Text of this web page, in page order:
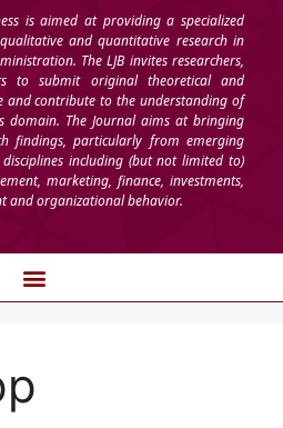
is aimed at providing a specialized
and quantitative research in
The LJB invites researchers,
to submit original theoretical and
and contribute to the understanding of
domain. The Journal aims at bringing
findings, particularly from emerging
including (but not limited to)
marketing, finance, investments,
and organizational behavior.